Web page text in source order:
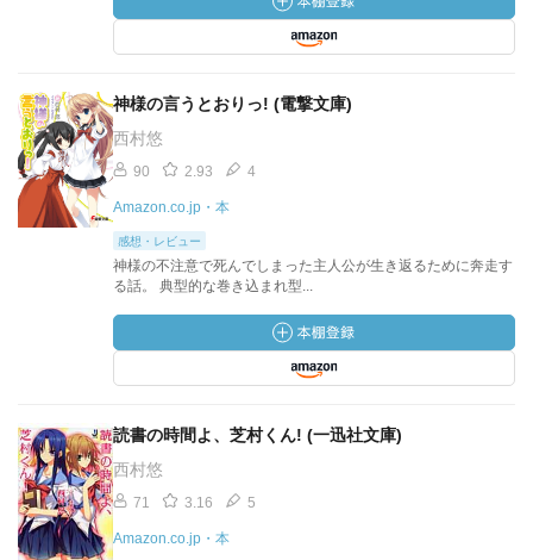
神様の言うとおりっ! (電撃文庫)
西村悠
90 2.93 4
Amazon.co.jp・本
感想・レビュー
神様の不注意で死んでしまった主人公が生き返るために奔走す
る話。 典型的な巻き込まれ型...
読書の時間よ、芝村くん! (一迅社文庫)
西村悠
71 3.16 5
Amazon.co.jp・本